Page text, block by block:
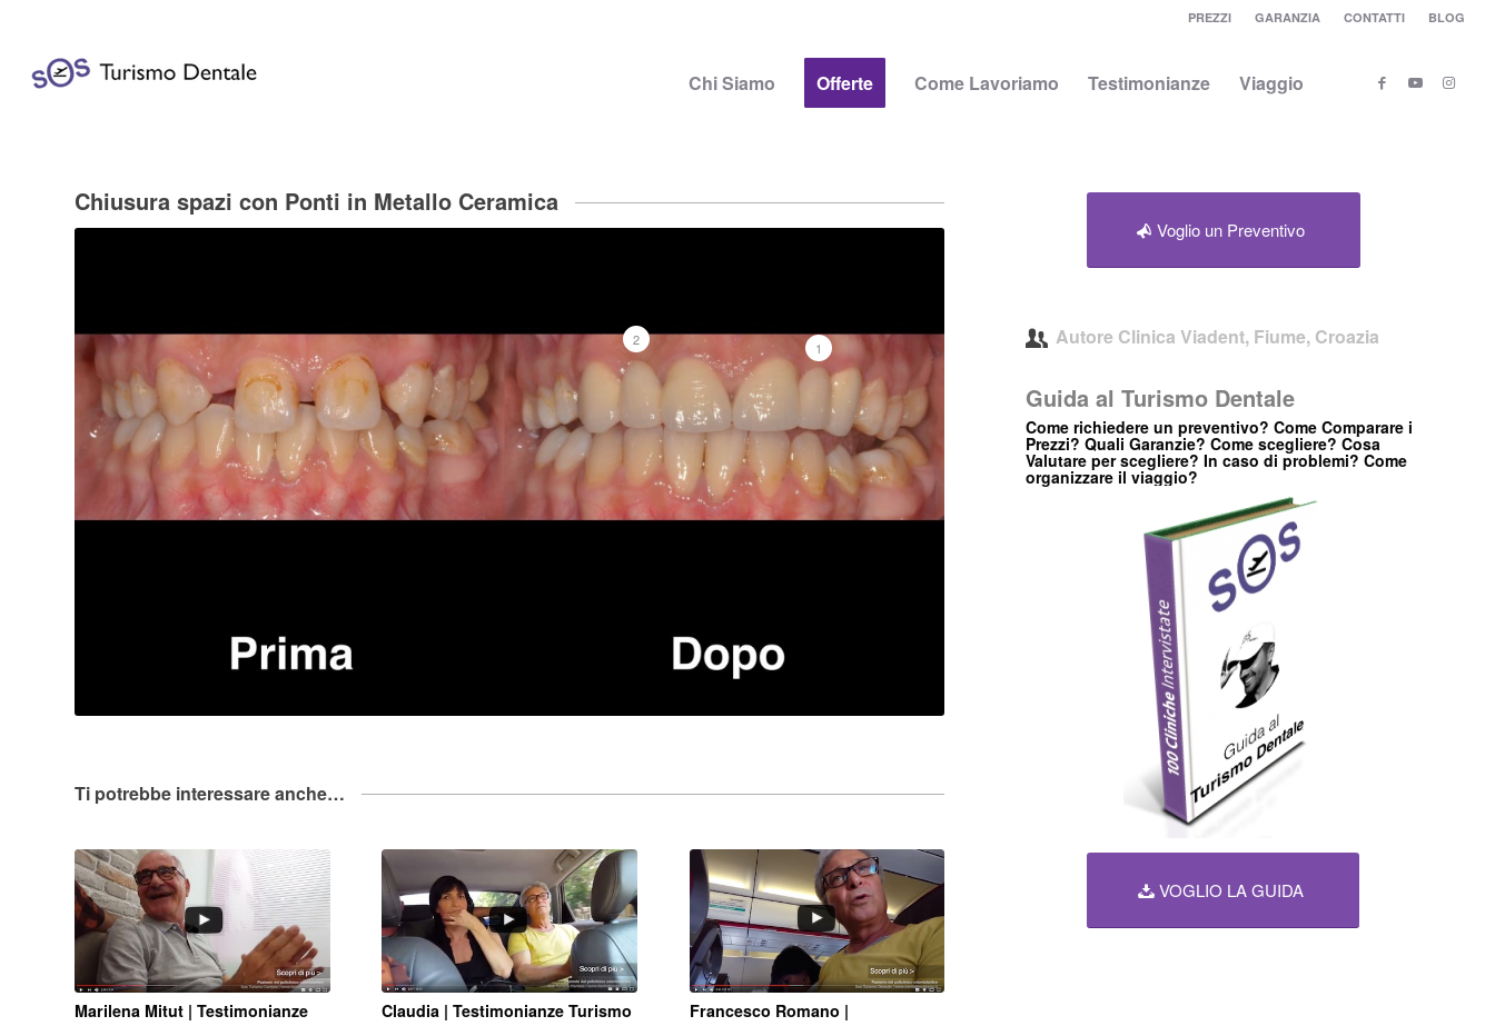
PREZZI GARANZIA CONTATTI BLOG
Chi Siamo Offerte Come Lavoriamo Testimonianze Viaggio
Chiusura spazi con Ponti in Metallo Ceramica
1
2
Ti potrebbe interessare anche…
Marilena Mitut | Testimonianze
Claudia | Testimonianze Turismo
Francesco Romano |
Voglio un Preventivo
Autore Clinica Viadent, Fiume, Croazia
Guida al Turismo Dentale
Come richiedere un preventivo? Come Comparare i
Prezzi? Quali Garanzie? Come scegliere? Cosa
Valutare per scegliere? In caso di problemi? Come
organizzare il viaggio?
VOGLIO LA GUIDA